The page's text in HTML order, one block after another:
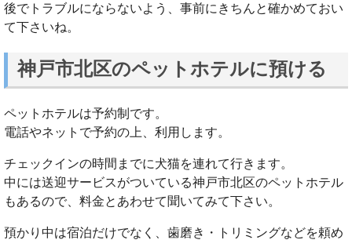
後でトラブルにならないよう、事前にきちんと確かめておい
て下さいね。
神戸市北区のペットホテルに預ける
ペットホテルは予約制です。
電話やネットで予約の上、利用します。
チェックインの時間までに犬猫を連れて行きます。
中には送迎サービスがついている神戸市北区のペットホテル
もあるので、料金とあわせて聞いてみて下さい。
預かり中は宿泊だけでなく、歯磨き・トリミングなどを頼め